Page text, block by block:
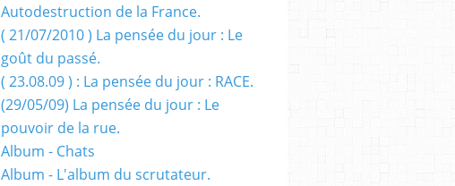
Autodestruction de la France.
( 21/07/2010 ) La pensée du jour : Le
goût du passé.
( 23.08.09 ) : La pensée du jour : RACE.
(29/05/09) La pensée du jour : Le
pouvoir de la rue.
Album - Chats
Album - L'album du scrutateur.